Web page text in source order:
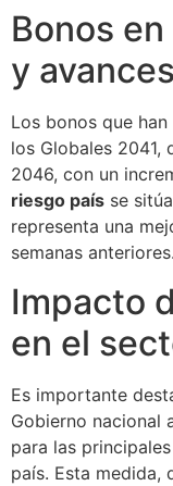
Bonos
y
Los bonos que
los Globales 2041,
2046, con un
riesgo país se
representa una
semanas anteriores.
Impacto
en el
Es importante
Gobierno nacional
para las
país. Esta medida,